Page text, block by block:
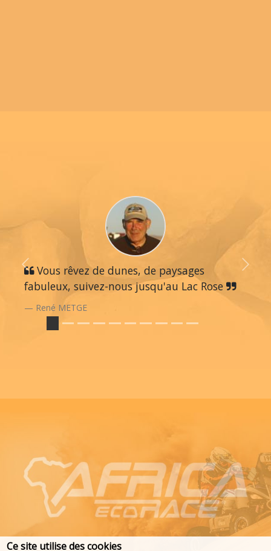
Vous rêvez de dunes, de paysages
fabuleux, suivez-nous jusqu'au Lac Rose
René METGE
Previous Next
Ce site utilise des cookies